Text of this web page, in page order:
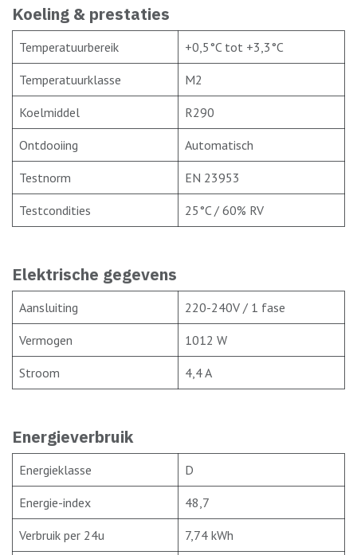
Koeling & prestaties
Temperatuurbereik +0,5°C tot +3,3°C
Temperatuurklasse M2
Koelmiddel R290
Ontdooiing Automatisch
Testnorm EN 23953
Testcondities 25°C / 60% RV
Elektrische gegevens
Aansluiting 220-240V / 1 fase
Vermogen 1012 W
Stroom 4,4 A
Energieverbruik
Energieklasse D
Energie-index 48,7
Verbruik per 24u 7,74 kWh